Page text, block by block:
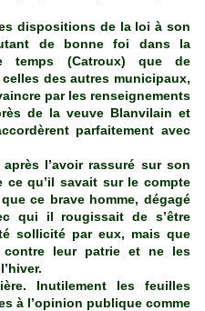
dispositions de la loi à son
de bonne foi dans la
temps (Catroux) que de
des autres municipaux,
par les renseignements
de la veuve Blanvilain et
parfaitement avec
l’avoir rassuré sur son
ce qu’il savait sur le compte
ce brave homme, dégagé
qui il rougissait de s’être
sollicité par eux, mais que
leur patrie et ne les
Inutilement les feuilles
à l’opinion publique comme